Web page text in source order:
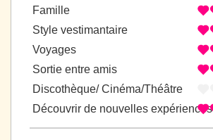
Famille
Style vestimantaire
Voyages
Sortie entre amis
Discothèque/ Cinéma/Théâtre
Découvrir de nouvelles expériences